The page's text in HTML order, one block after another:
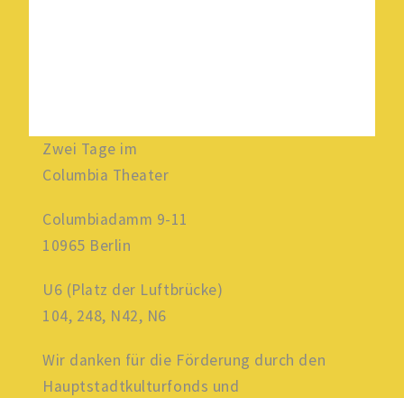
Zwei Tage im
Columbia Theater
Columbiadamm 9-11
10965 Berlin
U6 (Platz der Luftbrücke)
104, 248, N42, N6
Wir danken für die Förderung durch den
Hauptstadtkulturfonds und